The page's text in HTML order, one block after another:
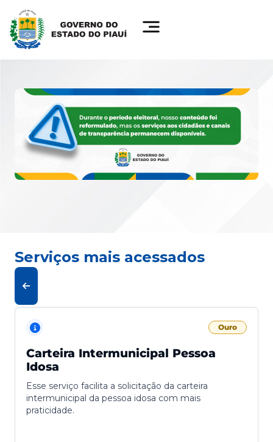
Serviços mais acessados
Ouro
Carteira Intermunicipal Pessoa
Idosa
Esse serviço facilita a solicitação da carteira
intermunicipal da pessoa idosa com mais
praticidade.